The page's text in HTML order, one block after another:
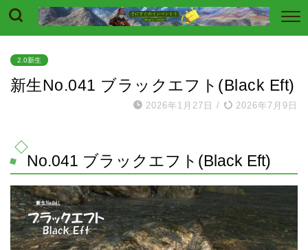
2.0新生
新生No.041 ブラックエフト(Black Eft)
2026年1月27日 / 2026年7月9日
No.041 ブラックエフト(Black Eft)